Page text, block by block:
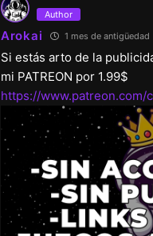
Se corrigió el
desbloqueo de la
Author
Arokai 1 mes de antigüedad
Si estás arto de la
mi PATREON por 1.99$
https://www.patreon.com/